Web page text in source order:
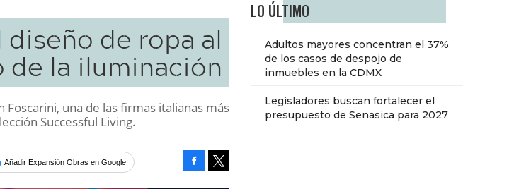
LO ÚLTIMO
Adultos mayores concentran el 37%
de los casos de despojo de
inmuebles en la CDMX
Legisladores buscan fortalecer el
presupuesto de Senasica para 2027
de ropa al
de la iluminación
Foscarini, una de las firmas italianas más
Successful Living.
Añadir Expansión Obras en Google